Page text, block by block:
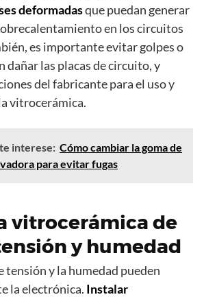
deformadasque puedan generar
en los circuitos
es importante evitar golpes o
dañar las placas de circuito, y
del fabricante para el uso y
vitrocerámica.
interese: Cómo cambiar la goma de
para evitar fugas
vitrocerámica de
y humedad
tensión y la humedad pueden
la electrónica. Instalar